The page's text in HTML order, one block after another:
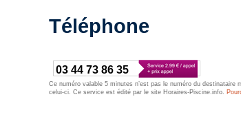
Téléphone
03 44 73 86 35
Ce numéro valable 5 minutes n’est pas le numéro du
celui-ci. Ce service est édité par le site Horaires-Piscine.info.